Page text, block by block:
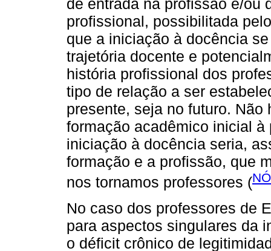
de entrada na profissão e/ou
profissional, possibilitada
que a iniciação à docência
trajetória docente e
história profissional dos
tipo de relação a ser
presente, seja no futuro.
formação acadêmico inicial
iniciação à docência seria,
formação e a profissão, que
nos tornamos professores (
No caso dos professores de
para aspectos singulares da
o déficit crônico de